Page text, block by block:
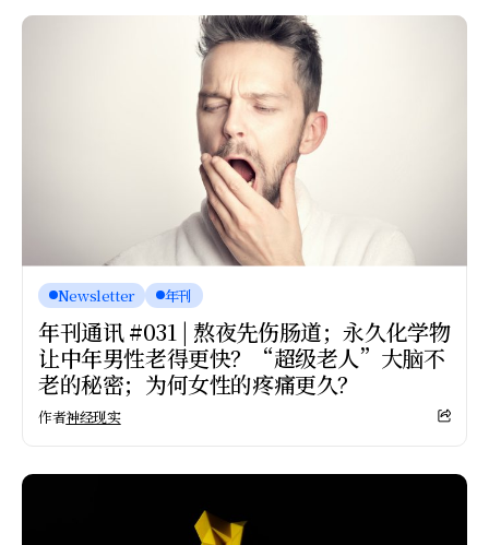
Newsletter 年刊
年刊通讯 #031 | 熬夜先伤肠道；永久化学物
让中年男性老得更快？“超级老人”大脑不
老的秘密；为何女性的疼痛更久？
作者神经现实